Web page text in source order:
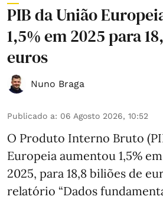
PIB da União
1,5% em 2025 para
euros
Nuno Braga
Publicado a: 06 Agosto 2026, 10:52
O Produto Interno Bruto
Europeia aumentou 1,5%
2025, para 18,8 biliões de
relatório “Dados